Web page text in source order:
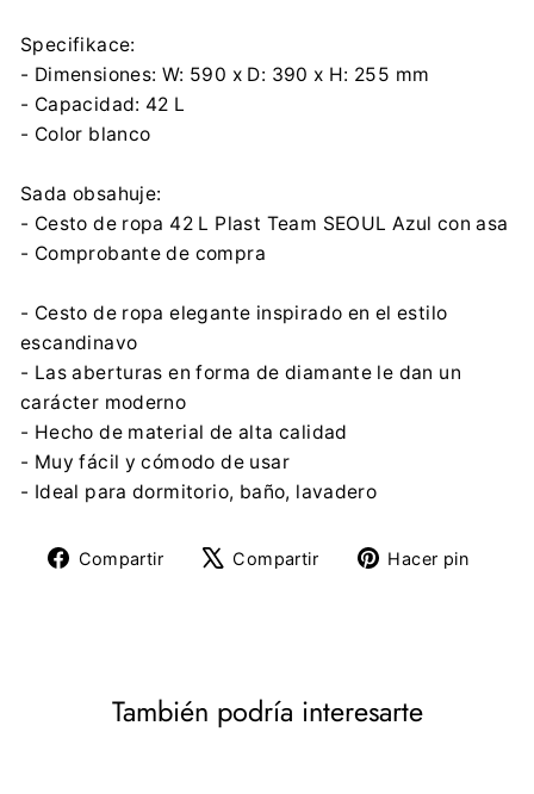
Specifikace:
- Dimensiones: W: 590 x D: 390 x H: 255 mm
- Capacidad: 42 L
- Color blanco
Sada obsahuje:
- Cesto de ropa 42 L Plast Team SEOUL Azul con asa
- Comprobante de compra
- Cesto de ropa elegante inspirado en el estilo
escandinavo
- Las aberturas en forma de diamante le dan un
carácter moderno
- Hecho de material de alta calidad
- Muy fácil y cómodo de usar
- Ideal para dormitorio, baño, lavadero
Compartir
CompartirCompartir
TuitearHacer pin
También podría interesarte